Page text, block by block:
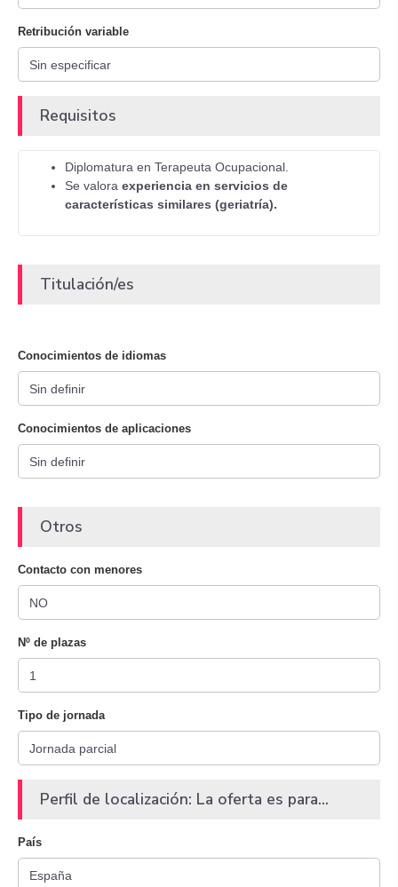
Retribución variable
Requisitos
Diplomatura en Terapeuta Ocupacional.
Se valora experiencia en servicios de
características similares (geriatría).
Titulación/es
Conocimientos de idiomas
Conocimientos de aplicaciones
Otros
Contacto con menores
Nº de plazas
Tipo de jornada
Perfil de localización: La oferta es para...
País